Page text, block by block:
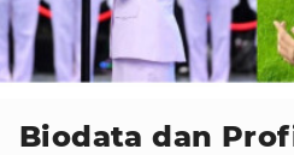
Biodata dan